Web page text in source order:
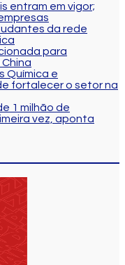
entram em vigor;
da rede
para
Química e
fortalecer o setor na
1 milhão de
vez, aponta